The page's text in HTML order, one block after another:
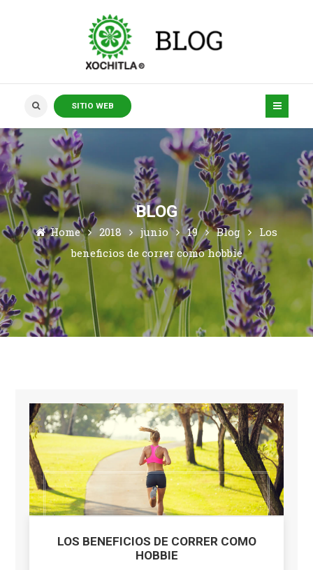
SITIO WEB
BLOG
Home 2018 junio 19 Blog
Los
beneficios de correr como hobbie
LOS BENEFICIOS DE CORRER COMO
HOBBIE